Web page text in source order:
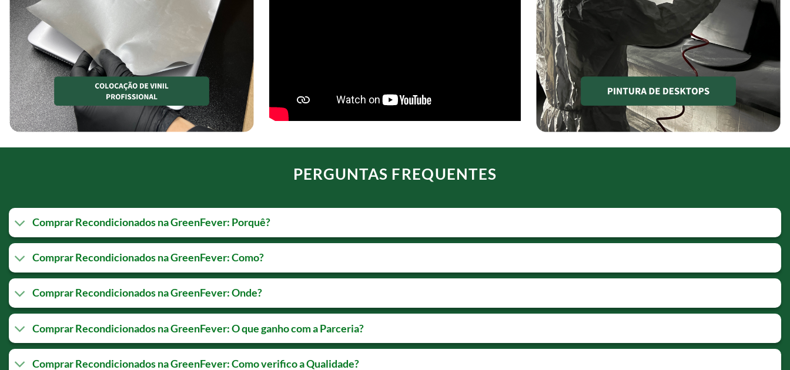
PERGUNTAS FREQUENTES
Comprar Recondicionados na GreenFever: Porquê?
Comprar Recondicionados na GreenFever: Como?
Comprar Recondicionados na GreenFever: Onde?
Comprar Recondicionados na GreenFever: O que ganho com a Parceria?
Comprar Recondicionados na GreenFever: Como verifico a Qualidade?